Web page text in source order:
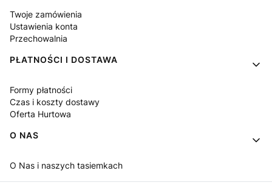
Twoje zamówienia
Ustawienia konta
Przechowalnia
PŁATNOŚCI I DOSTAWA
Formy płatności
Czas i koszty dostawy
Oferta Hurtowa
O NAS
O Nas i naszych tasiemkach